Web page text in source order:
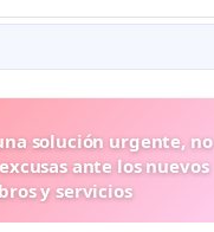
solución urgente, no
ante los nuevos
y servicios